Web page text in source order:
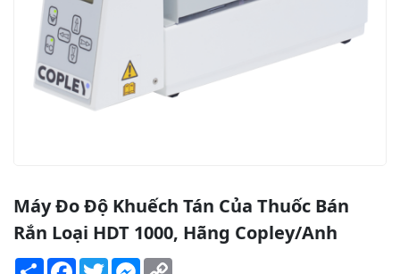
Máy Đo Độ Khuếch Tán Của Thuốc Bán
Rắn Loại HDT 1000, Hãng Copley/Anh
Share Facebook
TwitterMessenger